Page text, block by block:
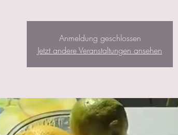
Anmeldung geschlossen
Jetzt andere Veranstaltungen ansehen